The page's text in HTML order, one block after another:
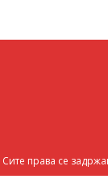
права се